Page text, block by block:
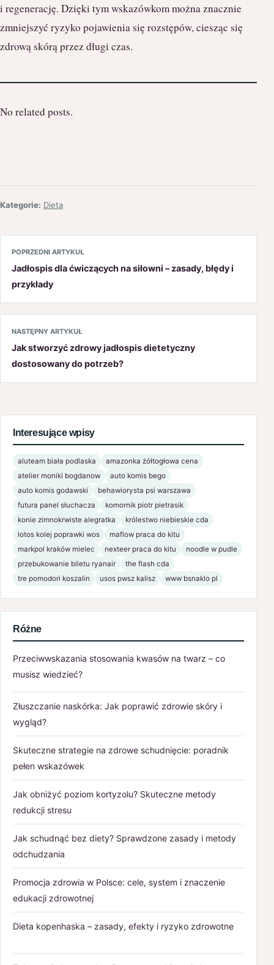
i regenerację. Dzięki tym wskazówkom można znacznie
zmniejszyć ryzyko pojawienia się rozstępów, ciesząc się
zdrową skórą przez długi czas.
No related posts.
Kategorie: Dieta
POPRZEDNI ARTYKUŁ
Jadłospis dla ćwiczących na siłowni – zasady, błędy i
przykłady
NASTĘPNY ARTYKUŁ
Jak stworzyć zdrowy jadłospis dietetyczny
dostosowany do potrzeb?
Interesujące wpisy
aluteam biała podlaska
amazonka żółtogłowa cena
atelier moniki bogdanow
auto komis bego
auto komis godawski
behawiorysta psi warszawa
futura panel słuchacza
komornik piotr pietrasik
konie zimnokrwiste alegratka
królestwo niebieskie cda
lotos kolej poprawki wos
maflow praca do kitu
markpol kraków mielec
nexteer praca do kitu
noodle w pudle
przebukowanie biletu ryanair
the flash cda
tre pomodori koszalin
usos pwsz kalisz www bsnaklo pl
Różne
Przeciwwskazania stosowania kwasów na twarz – co
musisz wiedzieć?
Złuszczanie naskórka: Jak poprawić zdrowie skóry i
wygląd?
Skuteczne strategie na zdrowe schudnięcie: poradnik
pełen wskazówek
Jak obniżyć poziom kortyzolu? Skuteczne metody
redukcji stresu
Jak schudnąć bez diety? Sprawdzone zasady i metody
odchudzania
Promocja zdrowia w Polsce: cele, system i znaczenie
edukacji zdrowotnej
Dieta kopenhaska – zasady, efekty i ryzyko zdrowotne